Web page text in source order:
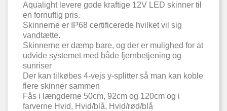
Aqualight levere gode kraftige 12V LED skinner til
en fornuftig pris.
Skinnerne er IP68 certificerede hvilket vil sig
vandtætte.
Skinnerne er dæmp bare, og der er mulighed for at
udvide systemet med både fjernbetjening og
sunriser
Der kan tilkøbes 4-vejs y-splitter så man kan koble
flere skinner sammen
Fås i længderne 50cm, 92cm og 120cm og i
farverne Hvid, Hvid/blå, Hvid/rød/blå